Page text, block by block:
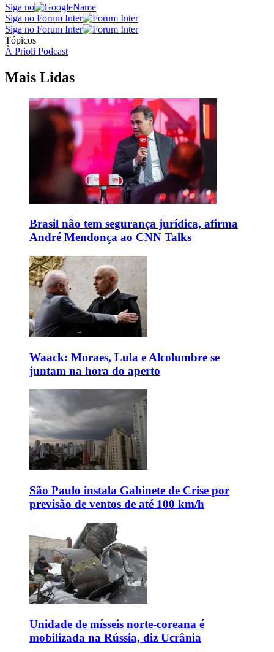
Siga no
Siga no Forum Inter
Siga no Forum Inter
Tópicos
À Prioli Podcast
Mais Lidas
Brasil não tem segurança jurídica, afirma
André Mendonça ao CNN Talks
Waack: Moraes, Lula e Alcolumbre se
juntam na hora do aperto
São Paulo instala Gabinete de Crise por
previsão de ventos de até 100 km/h
Unidade de mísseis norte-coreana é
mobilizada na Rússia, diz Ucrânia